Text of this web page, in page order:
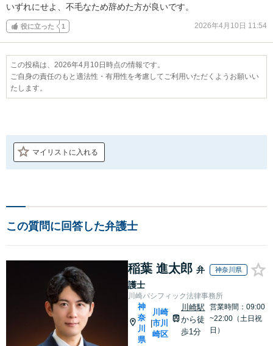
いずれにせよ、不毛なため辞めた方が良いです。
役に立った 1 2026年4月10日 11:54
この投稿は、2026年4月10日時点の情報です。
ご自身の責任のもと適法性・有用性を考慮してご利用いただくようお願いい
たします。
マイリストに入れる
この質問に回答した弁護士
稲葉 進太郎 弁
護士
神奈川県
川崎パシフィック法律事務所
神
奈
川
県
川崎
市川
崎区
川崎駅
から徒
歩1分
営業時間：09:00
~22:00（土日祝
日）